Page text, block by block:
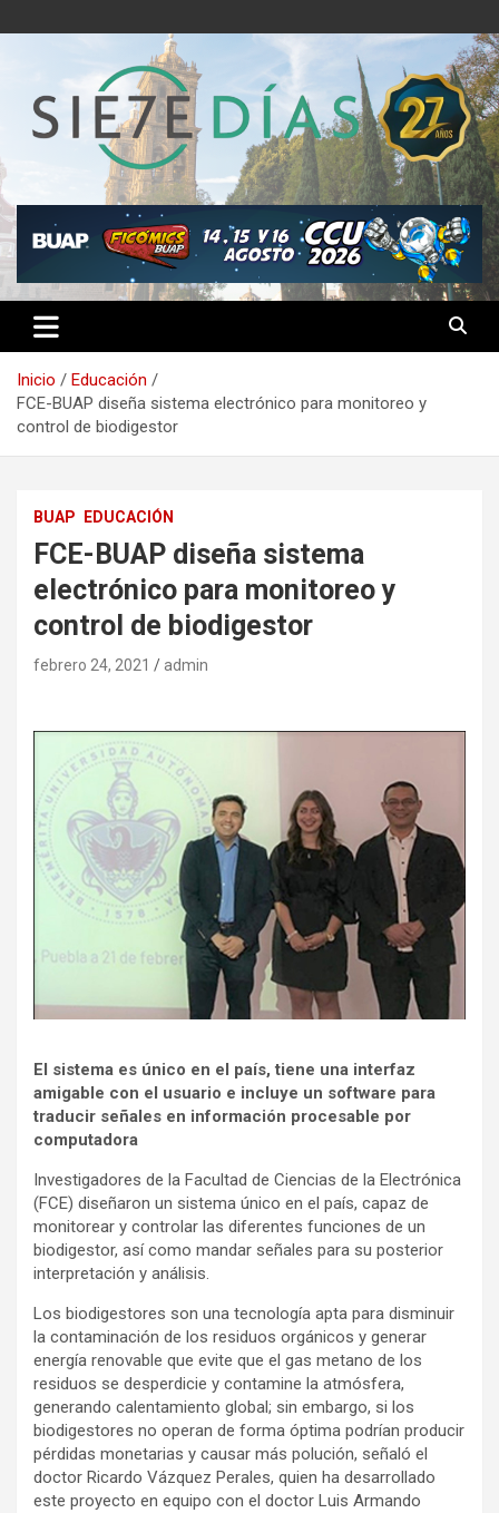
al
Semanario 7 Días
Inicio
Educación
FCE-BUAP diseña sistema electrónico para monitoreo y
control de biodigestor
BUAP EDUCACIÓN
FCE-BUAP diseña sistema
electrónico para monitoreo y
control de biodigestor
febrero 24, 2021 admin
El sistema es único en el país,tiene una interfaz
amigable con el usuario e incluye un software para
traducir señales en información procesable por
computadora
Investigadores de la Facultad de Ciencias de la Electrónica
(FCE) diseñaron un sistema único en el país, capaz de
monitorear y controlar las diferentes funciones de un
biodigestor, así como mandar señales para su posterior
interpretación y análisis.
Los biodigestores son una tecnología apta para disminuir
la contaminación de los residuos orgánicos y generar
energía renovable que evite que el gas metano de los
residuos se desperdicie y contamine la atmósfera,
generando calentamiento global; sin embargo, si los
biodigestores no operan de forma óptima podrían producir
pérdidas monetarias y causar más polución, señaló el
doctor Ricardo Vázquez Perales, quien ha desarrollado
este proyecto en equipo con el doctor Luis Armando